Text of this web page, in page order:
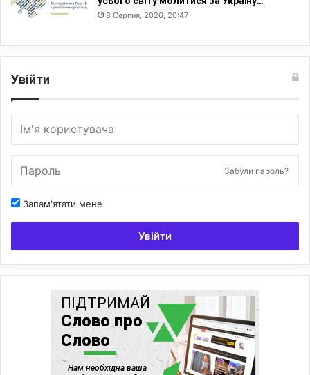
8 Серпня, 2026, 20:47
Увійти
Забули пароль?
Запам'ятати мене
Увійти